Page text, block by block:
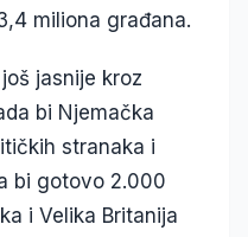
miliona građana.
jasnije kroz
bi Njemačka
stranaka i
bi gotovo 2.000
i Velika Britanija